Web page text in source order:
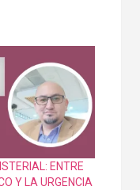
ENTRE
Y LA URGENCIA